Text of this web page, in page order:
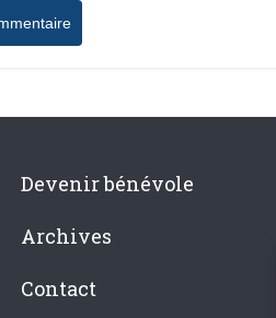
Devenir bénévole
Archives
Contact